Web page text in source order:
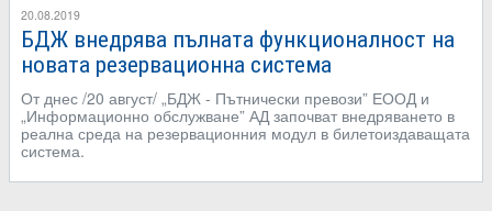
20.08.2019
БДЖ внедрява пълната функционалност на
новата резервационна система
От днес /20 август/ „БДЖ - Пътнически превози” ЕООД и
„Информационно обслужване” АД започват внедряването в
реална среда на резервационния модул в билетоиздаващата
система.